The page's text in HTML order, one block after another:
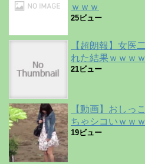
ｗｗｗ
25ビュー
【超朗報】女医
れた結果ｗｗｗ
21ビュー
【動画】おしっ
ちゃシコいｗｗ
19ビュー